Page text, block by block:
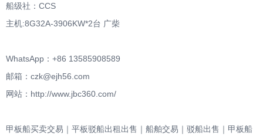
船级社：CCS
主机:8G32A-3906KW*2台 广柴
WhatsApp：+86 13585908589
邮箱：czk@ejh56.com
网站：http://www.jbc360.com/
甲板船买卖交易｜平板驳船出租出售｜船舶交易｜驳船出售｜甲板船